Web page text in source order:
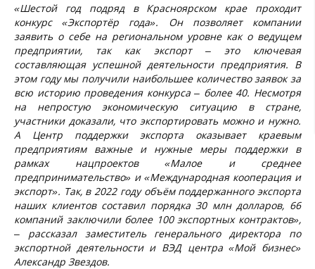
«Шестой год подряд в Красноярском крае проходит
конкурс «Экспортёр года». Он позволяет компании
заявить о себе на региональном уровне как о ведущем
предприятии, так как экспорт – это ключевая
составляющая успешной деятельности предприятия. В
этом году мы получили наибольшее количество заявок за
всю историю проведения конкурса – более 40. Несмотря
на непростую экономическую ситуацию в стране,
участники доказали, что экспортировать можно и нужно.
А Центр поддержки экспорта оказывает краевым
предприятиям важные и нужные меры поддержки в
рамках нацпроектов «Малое и среднее
предпринимательство» и «Международная кооперация и
экспорт». Так, в 2022 году объём поддержанного экспорта
наших клиентов составил порядка 30 млн долларов, 66
компаний заключили более 100 экспортных контрактов»,
– рассказал заместитель генерального директора по
экспортной деятельности и ВЭД центра «Мой бизнес»
Александр Звездов.